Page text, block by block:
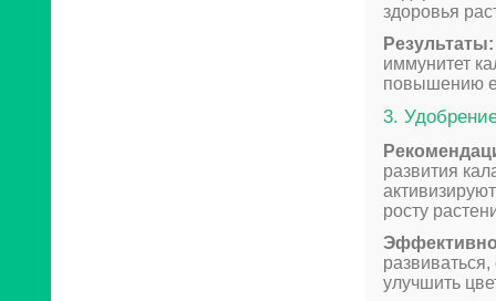
здоровья
Результаты:
иммунитет
повышению
3.
развития
росту
улучшить